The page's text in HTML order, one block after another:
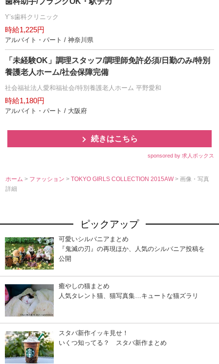
Y’s歯科クリニック
時給1,225円
アルバイト・パート / 神奈川県
「未経験OK」調理スタッフ/調理師免許必須/日勤のみ/特別
養護老人ホーム/社会保障完備
社会福祉法人愛和福祉会/特別養護老人ホーム 平野愛和
時給1,180円
アルバイト・パート / 大阪府
続きはこちら
sponsored by 求人ボックス
ホーム > ファッション>TOKYO GIRLS COLLECTION 2015AW> 画像・写真
詳細
ピックアップ
可愛いシルバニアまとめ
『鬼滅の刃』の再現ほか、人気のシルバニア投稿を
公開
癒やしの猫まとめ
人気タレント猫、猫写真集…キュートな猫ズラリ
スタバ新作イッキ見せ！
いくつ知ってる？ スタバ新作まとめ